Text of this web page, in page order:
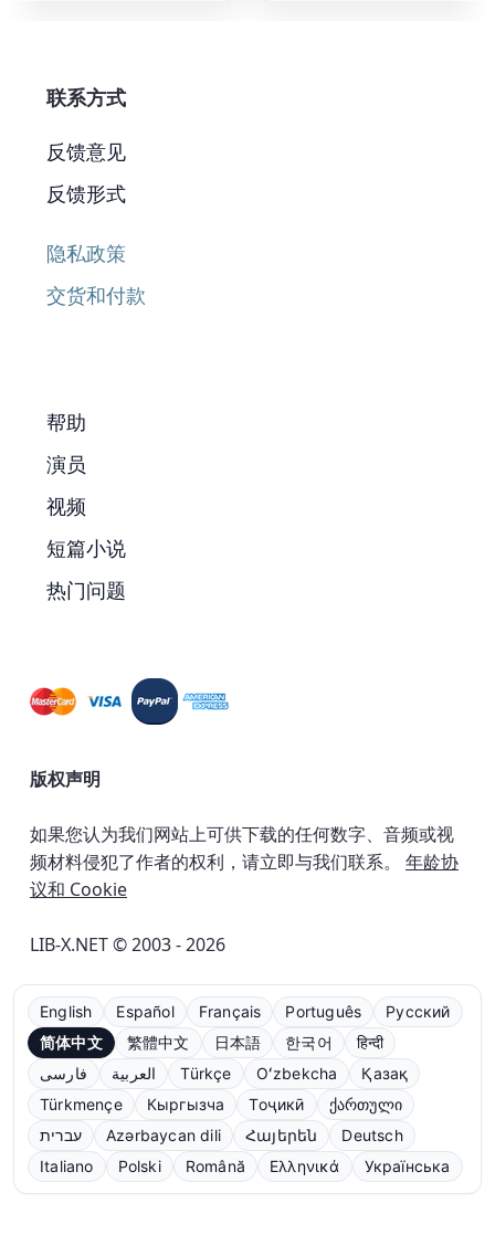
联系方式
反馈意见
反馈形式
隐私政策
交货和付款
帮助
演员
视频
短篇小说
热门问题
版权声明
如果您认为我们网站上可供下载的任何数字、音频或视
频材料侵犯了作者的权利，请立即与我们联系。 年龄协
议和 Cookie
LIB-X.NET © 2003 - 2026
English Español Français Português
Русский
简体中文
繁體中文 日本語 한국어
हिन्दी
فارسی
العربية Türkçe Oʻzbekcha
Қазақ
Türkmençe
Кыргызча Тоҷикӣ
ქართული
עברית
Azərbaycan dili Հայերեն
Deutsch
Italiano
Polski Română Ελληνικά Українська